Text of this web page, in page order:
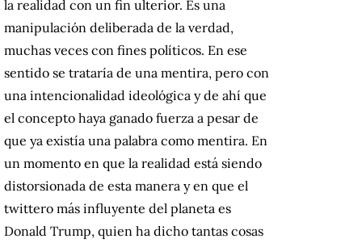
la realidad con un fin ulterior. Es una
manipulación deliberada de la verdad,
muchas veces con fines políticos. En ese
sentido se trataría de una mentira, pero con
una intencionalidad ideológica y de ahí que
el concepto haya ganado fuerza a pesar de
que ya existía una palabra como mentira. En
un momento en que la realidad está siendo
distorsionada de esta manera y en que el
twittero más influyente del planeta es
Donald Trump, quien ha dicho tantas cosas